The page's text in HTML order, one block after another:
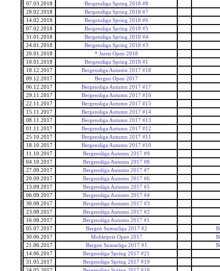
07.03.2018
Bergensliga Spring 2018 #8
28.02.2018
Bergensliga Spring 2018 #7
14.02.2018
Bergensliga Spring 2018 #6
07.02.2018
Bergensliga Spring 2018 #5
31.01.2018
Bergensliga Spring 2018 #4
24.01.2018
Bergensliga Spring 2018 #3
20.01.2018
* Jaren Open 2018
10.01.2018
Bergensliga Spring 2018 #1
18.12.2017
Bergensliga Autumn 2017 #18
09.12.2017
Bergen Open 2017
06.12.2017
Bergensliga Autumn 2017 #17
29.11.2017
Bergensliga Autumn 2017 #16
22.11.2017
Bergensliga Autumn 2017 #15
15.11.2017
Bergensliga Autumn 2017 #14
08.11.2017
Bergensliga Autumn 2017 #13
01.11.2017
Bergensliga Autumn 2017 #12
25.10.2017
Bergensliga Autumn 2017 #11
18.10.2017
Bergensliga Autumn 2017 #10
11.10.2017
Bergensliga Autumn 2017 #9
04.10.2017
Bergensliga Autumn 2017 #8
27.09.2017
Bergensliga Autumn 2017 #7
20.09.2017
Bergensliga Autumn 2017 #6
13.09.2017
Bergensliga Autumn 2017 #5
06.09.2017
Bergensliga Autumn 2017 #4
30.08.2017
Bergensliga Autumn 2017 #3
23.08.2017
Bergensliga Autumn 2017 #2
16.08.2017
Bergensliga Autumn 2017 #1
05.07.2017
Bergen Sumarliga 2017 #2
30.06.2017
Mohletpris Open 2017
21.06.2017
Bergen Sumarliga 2017 #1
14.06.2017
Bergensliga Spring 2017 #21
31.05.2017
Bergensliga Spring 2017 #19